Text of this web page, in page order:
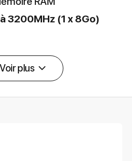
3200MHz (1 x 8Go)
Voir plus